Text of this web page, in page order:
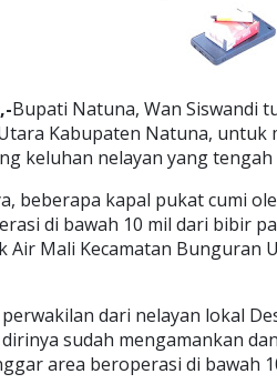
Bupati Natuna, Wan Siswandi
Kabupaten Natuna, untuk
keluhan nelayan yang
beberapa kapal pukat cumi
di bawah 10 mil dari bibir
Air Mali Kecamatan Bunguran
dari nelayan lokal
sudah mengamankan
area beroperasi di bawah